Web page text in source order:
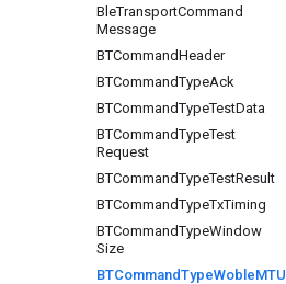
BleTransportCommand
Message
BTCommandHeader
BTCommandTypeAck
BTCommandTypeTestData
BTCommandTypeTest
Request
BTCommandTypeTestResult
BTCommandTypeTxTiming
BTCommandTypeWindow
Size
BTCommandTypeWobleMTU